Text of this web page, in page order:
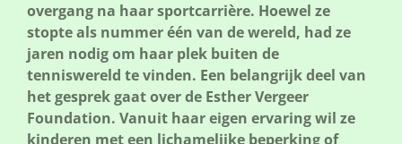
overgang na haar sportcarrière. Hoewel ze
stopte als nummer één van de wereld, had ze
jaren nodig om haar plek buiten de
tenniswereld te vinden. Een belangrijk deel van
het gesprek gaat over de Esther Vergeer
Foundation. Vanuit haar eigen ervaring wil ze
kinderen met een lichamelijke beperking of